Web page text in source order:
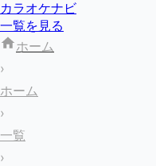
カラオケナビ
一覧を見る
ホーム
›
ホーム
›
一覧
›